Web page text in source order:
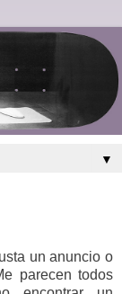
▼
un anuncio o
parecen todos